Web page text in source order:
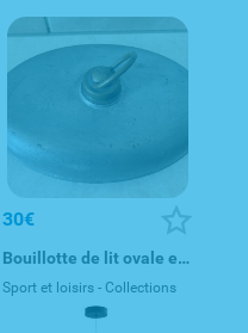
30€
Bouillotte de lit ovale en métal à bouchon en laiton - 1910-19
Sport et loisirs - Collections